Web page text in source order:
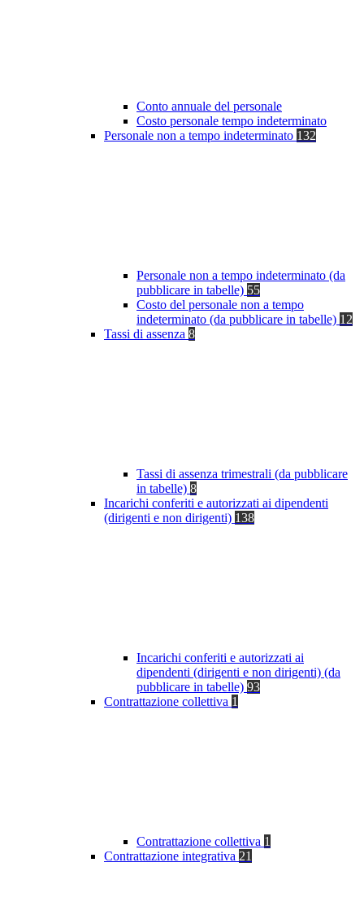
Conto annuale del personale
Costo personale tempo indeterminato
Personale non a tempo indeterminato 132
Personale non a tempo indeterminato (da
pubblicare in tabelle) 55
Costo del personale non a tempo
indeterminato (da pubblicare in tabelle) 12
Tassi di assenza 8
Tassi di assenza trimestrali (da pubblicare
in tabelle) 8
Incarichi conferiti e autorizzati ai dipendenti
(dirigenti e non dirigenti) 138
Incarichi conferiti e autorizzati ai
dipendenti (dirigenti e non dirigenti) (da
pubblicare in tabelle) 93
Contrattazione collettiva 1
Contrattazione collettiva 1
Contrattazione integrativa 21